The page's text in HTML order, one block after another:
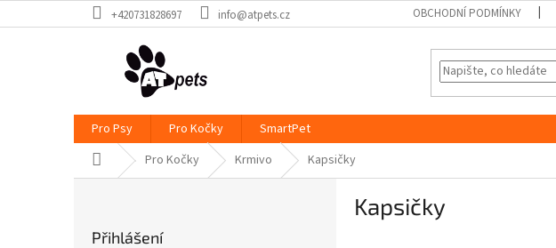
na
+420731828697 info@atpets.cz OBCHODNÍ PODMÍNKY
Pro Psy Pro Kočky
SmartPet
Domů Pro Kočky Krmivo Kapsičky
Přihlášení
Kapsičky